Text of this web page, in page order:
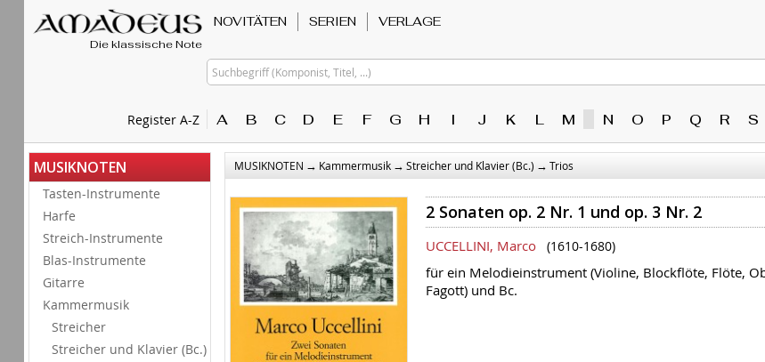
Die klassische Note
Register A-Z
NOVITÄTEN SERIEN VERLAGE
Suchbegriff (Komponist, Titel, ...)
A B C D E F G H I J K L M N O P Q R S
MUSIKNOTEN
Tasten-Instrumente
Harfe
Streich-Instrumente
Blas-Instrumente
Gitarre
Kammermusik
Streicher
Streicher und Klavier (Bc.)
MUSIKNOTEN → Kammermusik → Streicher und Klavier (Bc.) → Trios
2 Sonaten op. 2 Nr. 1 und op. 3 Nr. 2
UCCELLINI, Marco (1610-1680)
für ein Melodieinstrument (Violine, Blockflöte, Flöte,
Fagott) und Bc.